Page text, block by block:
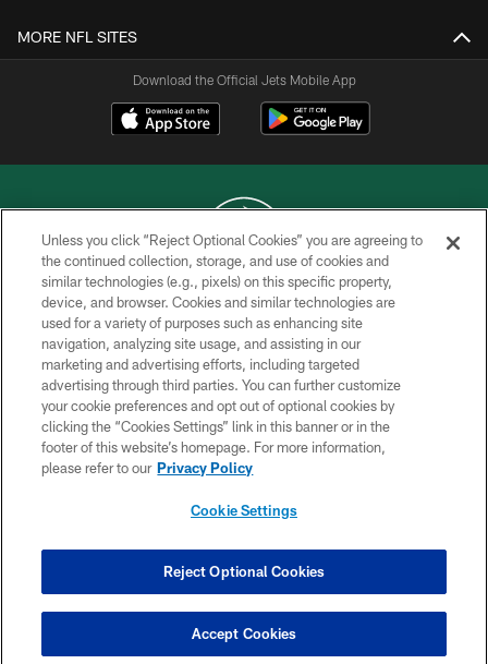
MORE NFL SITES
Download the Official Jets Mobile App
COPYRIGHT © 2026 NEW YORK JETS
PRIVACY POLICY
ACCESSIBILITY
CONTACT US
TERMS OF USE
SITE MAP
COOKIE SETTINGS
Unless you click “Reject Optional Cookies” you are agreeing to
the continued collection, storage, and use of cookies and
similar technologies (e.g., pixels) on this specific property,
device, and browser. Cookies and similar technologies are
used for a variety of purposes such as enhancing site
navigation, analyzing site usage, and assisting in our
marketing and advertising efforts, including targeted
advertising through third parties. You can further customize
your cookie preferences and opt out of optional cookies by
clicking the “Cookies Settings” link in this banner or in the
footer of this website’s homepage. For more information,
please refer to our Privacy Policy
Cookie Settings
Reject Optional Cookies
Accept Cookies